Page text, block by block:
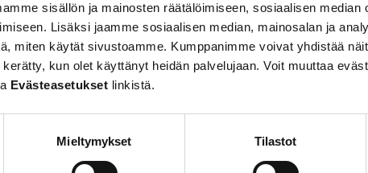
sisällön ja mainosten räätälöimiseen, sosiaalisen median
Lisäksi jaamme sosiaalisen median, mainosalan ja
miten käytät sivustoamme. Kumppanimme voivat yhdistää
kun olet käyttänyt heidän palvelujaan. Voit muuttaa
Evästeasetukset linkistä.
Mieltymykset Tilastot
2026